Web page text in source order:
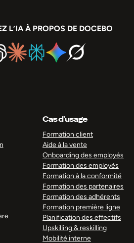
L’IA À PROPOS DE DOCEBO
Cas d’usage
Formation client
Aide à la vente
Onboarding des employés
Formation des employés
Formation à la conformité
Formation des partenaires
Formation des adhérents
Formation première ligne
Planification des effectifs
Upskilling & reskilling
Mobilité interne